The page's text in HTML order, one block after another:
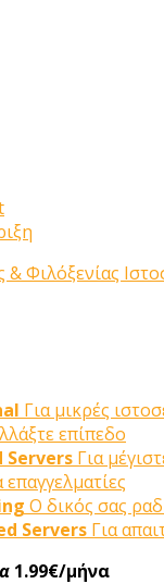
Για μικρές
επίπεδο
Servers Για
επαγγελματίες
Ο δικός σας
Servers Για
1.99€/μήνα